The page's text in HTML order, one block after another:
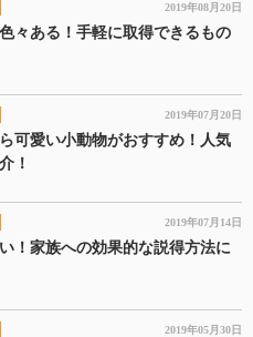
2019年08月20日
々ある！手軽に取得できるもの
2019年07月20日
可愛い小動物がおすすめ！人気
！
2019年07月14日
！家族への効果的な説得方法に
2019年05月30日